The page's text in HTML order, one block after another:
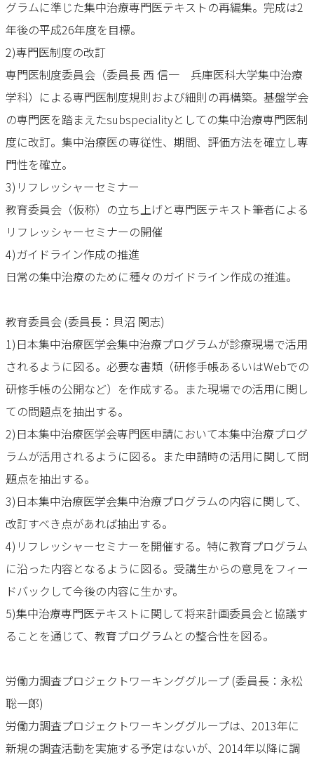
グラムに準じた集中治療専門医テキストの再編集。完成は2
年後の平成26年度を目標。
2)専門医制度の改訂
専門医制度委員会（委員長 西 信一 兵庫医科大学集中治療
学科）による専門医制度規則および細則の再構築。基盤学会
の専門医を踏まえたsubspecialityとしての集中治療専門医制
度に改訂。集中治療医の専従性、期間、評価方法を確立し専
門性を確立。
3)リフレッシャーセミナー
教育委員会（仮称）の立ち上げと専門医テキスト筆者による
リフレッシャーセミナーの開催
4)ガイドライン作成の推進
日常の集中治療のために種々のガイドライン作成の推進。
教育委員会 (委員長：貝沼 関志)
1)日本集中治療医学会集中治療プログラムが診療現場で活用
されるように図る。必要な書類（研修手帳あるいはWebでの
研修手帳の公開など）を作成する。また現場での活用に関し
ての問題点を抽出する。
2)日本集中治療医学会専門医申請において本集中治療プログ
ラムが活用されるように図る。また申請時の活用に関して問
題点を抽出する。
3)日本集中治療医学会集中治療プログラムの内容に関して、
改訂すべき点があれば抽出する。
4)リフレッシャーセミナーを開催する。特に教育プログラム
に沿った内容となるように図る。受講生からの意見をフィー
ドバックして今後の内容に生かす。
5)集中治療専門医テキストに関して将来計画委員会と協議す
ることを通じて、教育プログラムとの整合性を図る。
労働力調査プロジェクトワーキンググループ (委員長：永松
聡一郎)
労働力調査プロジェクトワーキンググループは、2013年に
新規の調査活動を実施する予定はないが、2014年以降に調